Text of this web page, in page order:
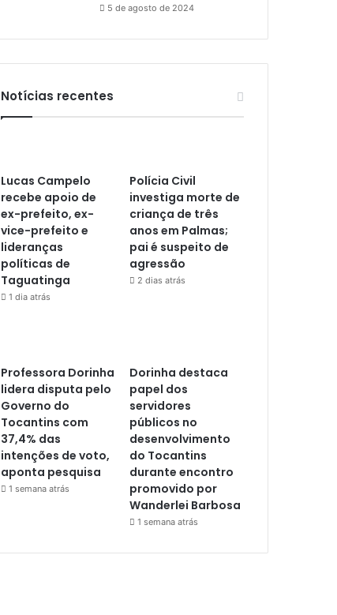
5 de agosto de 2024
Notícias recentes
Lucas Campelo
recebe apoio de
ex-prefeito, ex-
vice-prefeito e
lideranças
políticas de
Taguatinga
1 dia atrás
Polícia Civil
investiga morte de
criança de três
anos em Palmas;
pai é suspeito de
agressão
2 dias atrás
Professora Dorinha
lidera disputa pelo
Governo do
Tocantins com
37,4% das
intenções de voto,
aponta pesquisa
1 semana atrás
Dorinha destaca
papel dos
servidores
públicos no
desenvolvimento
do Tocantins
durante encontro
promovido por
Wanderlei Barbosa
1 semana atrás